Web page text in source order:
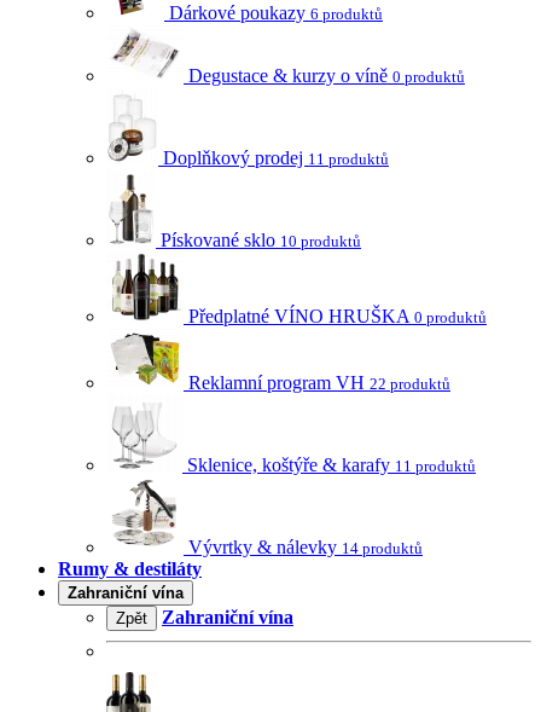
Dárkové poukazy 6 produktů
Degustace & kurzy o víně 0 produktů
Doplňkový prodej 11 produktů
Pískované sklo 10 produktů
Předplatné VÍNO HRUŠKA 0 produktů
Reklamní program VH 22 produktů
Sklenice, koštýře & karafy 11 produktů
Vývrtky & nálevky 14 produktů
Rumy & destiláty
Zahraniční vína
Zpět
Zahraniční vína